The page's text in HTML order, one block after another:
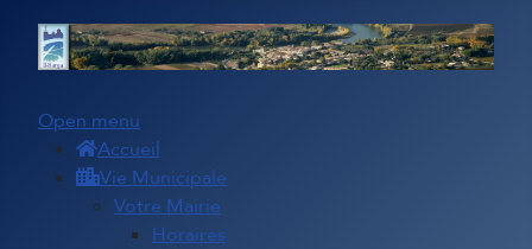
Open menu
Accueil
Vie Municipale
Votre Mairie
Horaires